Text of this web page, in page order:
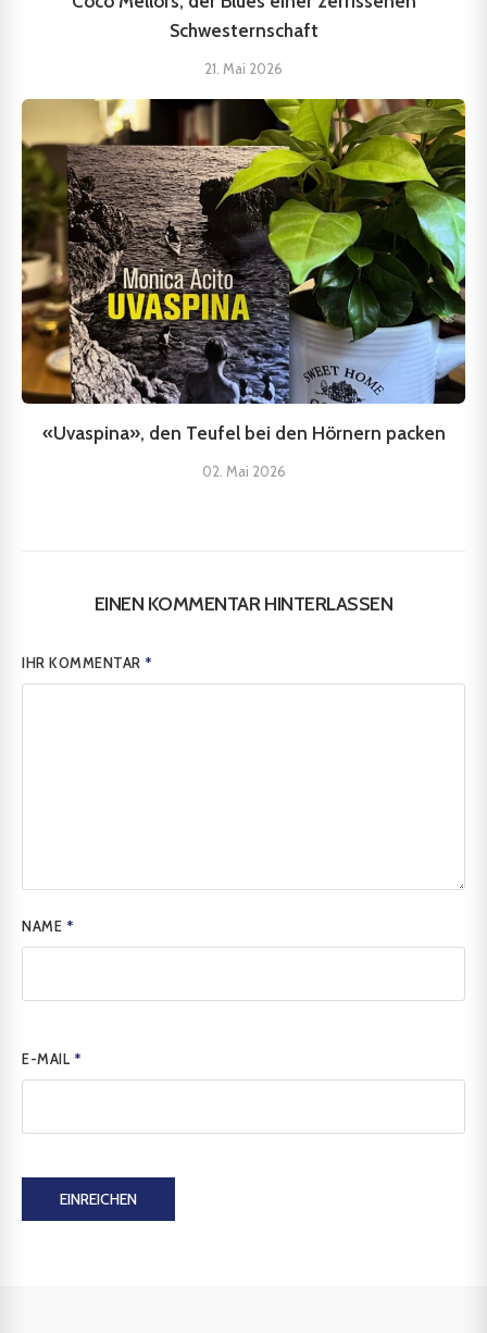
Schwesternschaft
21. Mai 2026
«Uvaspina», den Teufel bei den Hörnern packen
02. Mai 2026
EINEN KOMMENTAR HINTERLASSEN
IHR KOMMENTAR*
NAME *
E-MAIL *
EINREICHEN